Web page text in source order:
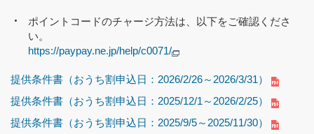
ポイントコードのチャージ方法は、以下をご確認くださ
い。
https://paypay.ne.jp/help/c0071/
提供条件書（おうち割申込日：2026/2/26～2026/3/31）
提供条件書（おうち割申込日：2025/12/1～2026/2/25）
提供条件書（おうち割申込日：2025/9/5～2025/11/30）